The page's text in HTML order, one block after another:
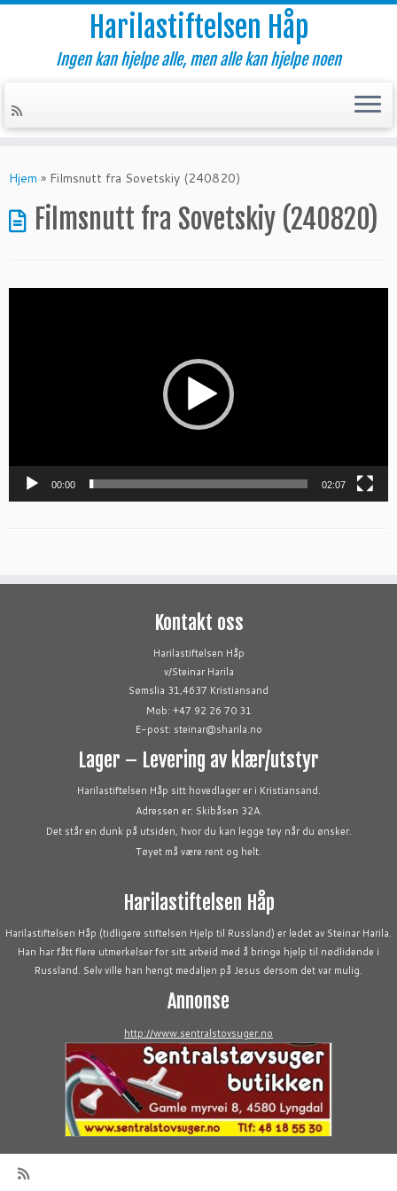
to
Harilastiftelsen Håp
Ingen kan hjelpe alle, men alle kan hjelpe noen
Hjem » Filmsnutt fra Sovetskiy (240820)
Filmsnutt fra Sovetskiy (240820)
00:00 02:07
Kontakt oss
Harilastiftelsen Håp
v/Steinar Harila
Sømslia 31,4637 Kristiansand
Mob: +47 92 26 70 31
E-post: steinar@sharila.no
Lager – Levering av klær/utstyr
Harilastiftelsen Håp sitt hovedlager er i Kristiansand.
Adressen er: Skibåsen 32A.
Det står en dunk på utsiden, hvor du kan legge tøy når du ønsker.
Tøyet må være rent og helt.
Harilastiftelsen Håp
Harilastiftelsen Håp (tidligere stiftelsen Hjelp til Russland) er ledet av Steinar Harila.
Han har fått flere utmerkelser for sitt arbeid med å bringe hjelp til nødlidende i
Russland. Selv ville han hengt medaljen på Jesus dersom det var mulig.
Annonse
http://www.sentralstovsuger.no